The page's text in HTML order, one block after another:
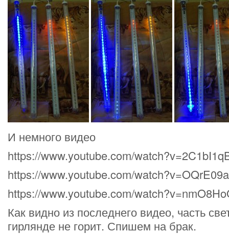
И немного видео
https://www.youtube.com/
https://www.youtube.com/
https://www.youtube.com/
Как видно из последнего видео, часть
гирлянде не горит. Спишем на брак.